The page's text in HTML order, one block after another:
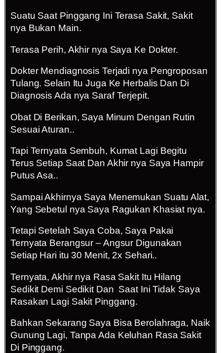
Suatu Saat Pinggang Ini Terasa Sakit, Sakit
nya Bukan Main.
Terasa Perih, Akhir nya Saya Ke Dokter.
Dokter Mendiagnosis Terjadi nya Pengroposan
Tulang. Selain Itu Juga Ke Herbalis Dan Di
Diagnosis Ada nya Saraf Terjepit.
Obat Di Berikan, Saya Minum Dengan Rutin
Sesuai Aturan..
Tapi Ternyata Sembuh, Kumat Lagi Begitu
Terus Setiap Saat Dan Akhir nya Saya Hampir
Putus Asa..
Sampai Akhirnya Saya Menemukan Suatu Alat,
Yang Sebetul nya Saya Ragukan Khasiat nya.
Tetapi Setelah Saya Coba, Saya Pakai
Ternyata Berangsur – Angsur Digunakan
Setiap Hari itu 30 Menit, 2x Sehari..
Ternyata, Akhir nya Rasa Sakit Itu Hilang
Sedikit Demi Sedikit Dan Saat Ini Tidak Saya
Rasakan Lagi Sakit Pinggang.
Bahkan Sekarang Saya Bisa Berolahraga, Naik
Gunung Lagi, Tanpa Ada Keluhan Rasa Sakit
Di Pinggang.